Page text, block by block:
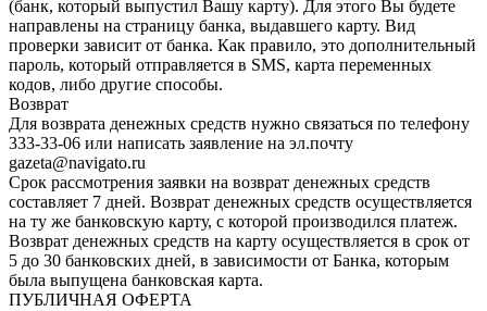
(банк, который выпустил Вашу карту). Для этого Вы будете
направлены на страницу банка, выдавшего карту. Вид
проверки зависит от банка. Как правило, это дополнительный
пароль, который отправляется в SMS, карта переменных
кодов, либо другие способы.
Возврат
Для возврата денежных средств нужно связаться по телефону
333-33-06 или написать заявление на эл.почту
gazeta@navigato.ru
Срок рассмотрения заявки на возврат денежных средств
составляет 7 дней. Возврат денежных средств осуществляется
на ту же банковскую карту, с которой производился платеж.
Возврат денежных средств на карту осуществляется в срок от
5 до 30 банковских дней, в зависимости от Банка, которым
была выпущена банковская карта.
ПУБЛИЧНАЯ ОФЕРТА